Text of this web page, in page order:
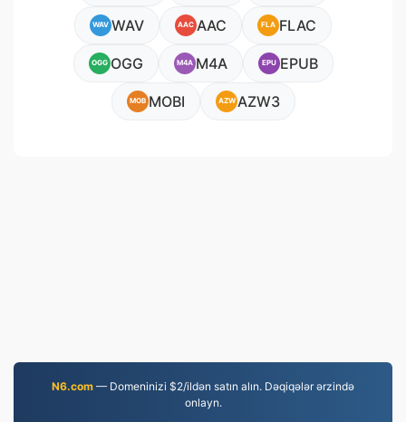
WAV WAV AAC AAC FLA FLAC
OGG OGG M4A M4A EPU EPUB
MOB MOBI AZWAZW3
N6.com — Domeninizi $2/ildən satın alın. Dəqiqələr ərzində
onlayn.